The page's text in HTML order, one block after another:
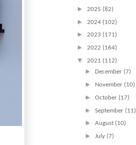
► 2025 (82)
► 2024 (102)
► 2023 (171)
► 2022 (164)
▼ 2021 (112)
► December (7)
► November (10)
► October (17)
► September (11)
► August (10)
► July (7)